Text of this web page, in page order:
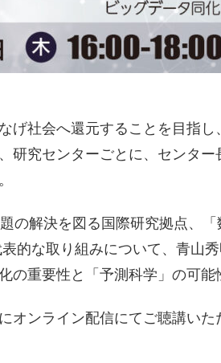
社会へ還元することを目指し
究センターごとに、センタ
の解決を図る国際研究拠点、
的な取り組みについて、青山
重要性と「予測科学」の可能
ンライン配信にてご聴講いた